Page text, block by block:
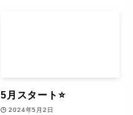
5月スタート⭐️
2024年5月2日